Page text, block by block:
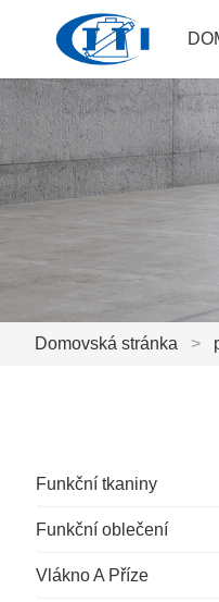
Domovská stránka >
Funkční tkaniny
Speciální látky
Udržitelná tkanina
Funkční oblečení
Speciální pracovní oděvy
Vlákno A Příze